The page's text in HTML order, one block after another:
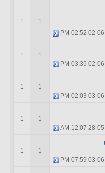
02-
02:52 PM
1
1
02-
03:35 PM
1
1
03-
02:03 PM
1
1
28-
12:07 AM
1
1
03-
07:59 PM
1
1